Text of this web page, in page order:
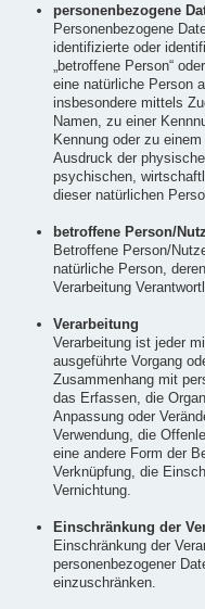
personenbezogene
Personenbezogene
identifizierte oder
„betroffene Person“
eine natürliche Person
insbesondere mittels
Namen, zu einer
Kennung oder zu
Ausdruck der
psychischen,
dieser natürlichen
betroffene Person/
Betroffene Person/
natürliche Person,
Verarbeitung
Verarbeitung
Verarbeitung ist jeder
ausgeführte Vorgang
Zusammenhang mit
das Erfassen, die
Anpassung oder
Verwendung, die
eine andere Form der
Verknüpfung, die
Vernichtung.
Einschränkung der
Einschränkung der
personenbezogener
einzuschränken.